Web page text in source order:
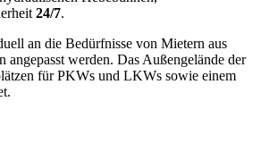
24/7.
an die Bedürfnisse von Mietern aus
angepasst werden. Das Außengelände der
für PKWs und LKWs sowie einem